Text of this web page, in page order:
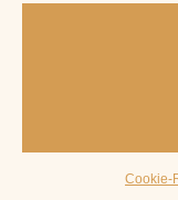
Cookie-
©